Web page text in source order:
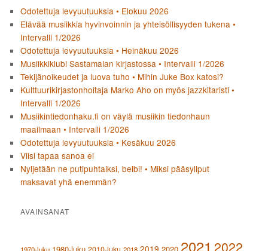
Odotettuja levyuutuuksia • Elokuu 2026
Elävää musiikkia hyvinvoinnin ja yhteisöllisyyden tukena •
Intervalli 1/2026
Odotettuja levyuutuuksia • Heinäkuu 2026
Musiikkiklubi Sastamalan kirjastossa • Intervalli 1/2026
Tekijänoikeudet ja luova tuho • Mihin Juke Box katosi?
Kulttuurikirjastonhoitaja Marko Aho on myös jazzkitaristi •
Intervalli 1/2026
Musiikintiedonhaku.fi on väylä musiikin tiedonhaun
maailmaan • Intervalli 1/2026
Odotettuja levyuutuuksia • Kesäkuu 2026
Viisi tapaa sanoa ei
Nyljetään ne putipuhtaiksi, beibi! • Miksi pääsyliput
maksavat yhä enemmän?
AVAINSANAT
1970-luku 1980-luku 2018 2019 2020 2021 2022